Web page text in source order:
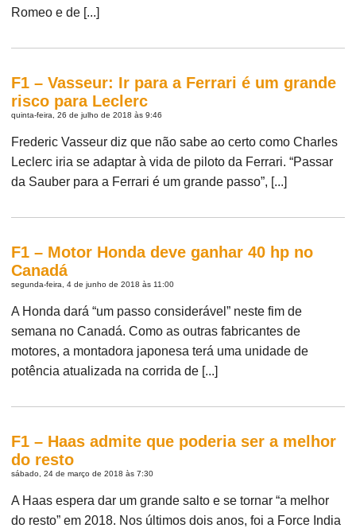
Romeo e de [...]
F1 – Vasseur: Ir para a Ferrari é um grande
risco para Leclerc
quinta-feira, 26 de julho de 2018 às 9:46
Frederic Vasseur diz que não sabe ao certo como Charles
Leclerc iria se adaptar à vida de piloto da Ferrari. “Passar
da Sauber para a Ferrari é um grande passo”, [...]
F1 – Motor Honda deve ganhar 40 hp no
Canadá
segunda-feira, 4 de junho de 2018 às 11:00
A Honda dará “um passo considerável” neste fim de
semana no Canadá. Como as outras fabricantes de
motores, a montadora japonesa terá uma unidade de
potência atualizada na corrida de [...]
F1 – Haas admite que poderia ser a melhor
do resto
sábado, 24 de março de 2018 às 7:30
A Haas espera dar um grande salto e se tornar “a melhor
do resto” em 2018. Nos últimos dois anos, foi a Force India